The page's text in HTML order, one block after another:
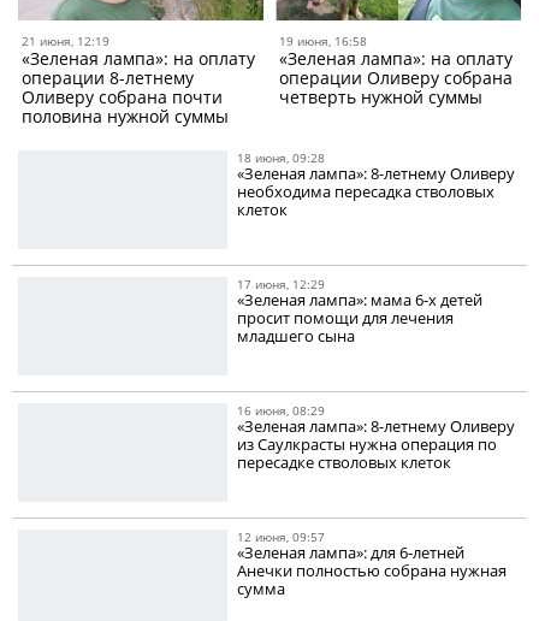
21 июня, 12:19
«Зеленая лампа»: на оплату
операции 8-летнему
Оливеру собрана почти
половина нужной суммы
19 июня, 16:58
«Зеленая лампа»: на оплату
операции Оливеру собрана
четверть нужной суммы
18 июня, 09:28
«Зеленая лампа»: 8-летнему Оливеру
необходима пересадка стволовых
клеток
17 июня, 12:29
«Зеленая лампа»: мама 6-х детей
просит помощи для лечения
младшего сына
16 июня, 08:29
«Зеленая лампа»: 8-летнему Оливеру
из Саулкрасты нужна операция по
пересадке стволовых клеток
12 июня, 09:57
«Зеленая лампа»: для 6-летней
Анечки полностью собрана нужная
сумма